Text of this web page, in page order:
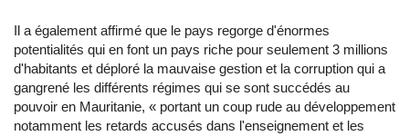
Il a également affirmé que le pays regorge d'énormes
potentialités qui en font un pays riche pour seulement 3 millions
d'habitants et déploré la mauvaise gestion et la corruption qui a
gangrené les différents régimes qui se sont succédés au
pouvoir en Mauritanie, « portant un coup rude au développement
notamment les retards accusés dans l'enseignement et les